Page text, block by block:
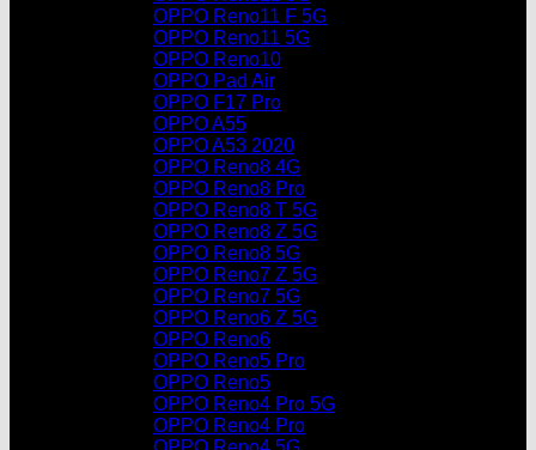
OPPO Reno11 F 5G
OPPO Reno11 5G
OPPO Reno10
OPPO Pad Air
OPPO F17 Pro
OPPO A55
OPPO A53 2020
OPPO Reno8 4G
OPPO Reno8 Pro
OPPO Reno8 T 5G
OPPO Reno8 Z 5G
OPPO Reno8 5G
OPPO Reno7 Z 5G
OPPO Reno7 5G
OPPO Reno6 Z 5G
OPPO Reno6
OPPO Reno5 Pro
OPPO Reno5
OPPO Reno4 Pro 5G
OPPO Reno4 Pro